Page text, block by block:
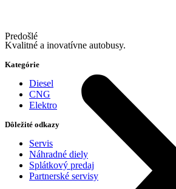
Predošlé
Kvalitné a inovatívne autobusy.
Kategórie
Diesel
CNG
Elektro
Dôležité odkazy
Servis
Náhradné diely
Splátkový predaj
Partnerské servisy